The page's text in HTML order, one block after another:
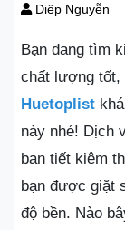
Diệp Nguyễn
Bạn đang tìm
chất lượng tốt,
Huetoplist
này nhé! Dịch
bạn tiết kiệm
bạn được giặt
độ bền. Nào